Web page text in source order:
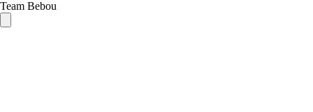
Team Bebou